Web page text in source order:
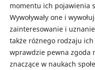
momentu ich pojawienia
Wywoływały one i
zainteresowanie i
także różnego rodzaju
wprawdzie pewna zgoda
znaczące w naukach